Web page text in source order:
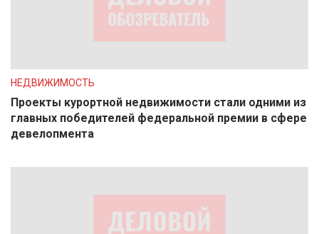
НЕДВИЖИМОСТЬ
Проекты курортной недвижимости стали одними из
главных победителей федеральной премии в сфере
девелопмента